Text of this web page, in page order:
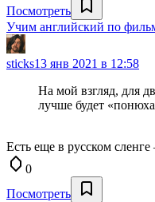
Посмотреть
Учим английский по
sticks13 янв 2021 в 12:58
На мой взгляд, для
лучше будет
Есть еще в русском
0
Посмотреть